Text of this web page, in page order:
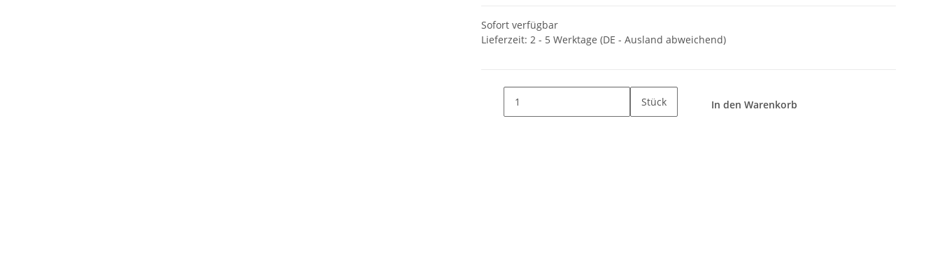
Sofort verfügbar
Lieferzeit: 2 - 5 Werktage (DE - Ausland abweichend)
Stück In den Warenkorb